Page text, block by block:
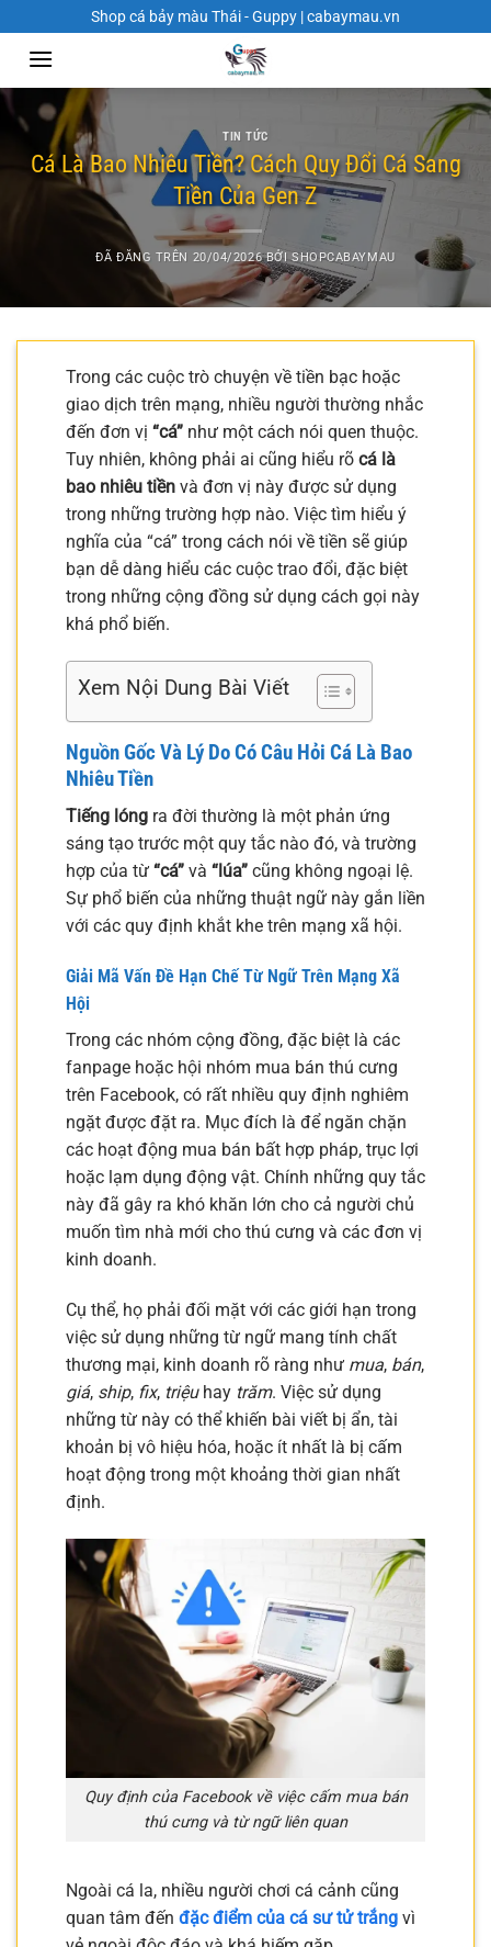
đến
dung
Shop cá bảy màu Thái - Guppy | cabaymau.vn
TIN TỨC
Cá Là Bao Nhiêu Tiền? Cách Quy Đổi Cá Sang
Tiền Của Gen Z
ĐÃ ĐĂNG TRÊN 20/04/2026 BỞISHOPCABAYMAU
Trong các cuộc trò chuyện về tiền bạc hoặc
giao dịch trên mạng, nhiều người thường nhắc
đến đơn vị “cá” như một cách nói quen thuộc.
Tuy nhiên, không phải ai cũng hiểu rõ cá là
bao nhiêu tiền và đơn vị này được sử dụng
trong những trường hợp nào. Việc tìm hiểu ý
nghĩa của “cá” trong cách nói về tiền sẽ giúp
bạn dễ dàng hiểu các cuộc trao đổi, đặc biệt
trong những cộng đồng sử dụng cách gọi này
khá phổ biến.
Xem Nội Dung Bài Viết
Nguồn Gốc Và Lý Do Có Câu Hỏi Cá Là Bao
Nhiêu Tiền
Tiếng lóng ra đời thường là một phản ứng
sáng tạo trước một quy tắc nào đó, và trường
hợp của từ “cá” và “lúa” cũng không ngoại lệ.
Sự phổ biến của những thuật ngữ này gắn liền
với các quy định khắt khe trên mạng xã hội.
Giải Mã Vấn Đề Hạn Chế Từ Ngữ Trên Mạng Xã
Hội
Trong các nhóm cộng đồng, đặc biệt là các
fanpage hoặc hội nhóm mua bán thú cưng
trên Facebook, có rất nhiều quy định nghiêm
ngặt được đặt ra. Mục đích là để ngăn chặn
các hoạt động mua bán bất hợp pháp, trục lợi
hoặc lạm dụng động vật. Chính những quy tắc
này đã gây ra khó khăn lớn cho cả người chủ
muốn tìm nhà mới cho thú cưng và các đơn vị
kinh doanh.
Cụ thể, họ phải đối mặt với các giới hạn trong
việc sử dụng những từ ngữ mang tính chất
thương mại, kinh doanh rõ ràng như mua, bán,
giá, ship, fix, triệuhay trăm. Việc sử dụng
những từ này có thể khiến bài viết bị ẩn, tài
khoản bị vô hiệu hóa, hoặc ít nhất là bị cấm
hoạt động trong một khoảng thời gian nhất
định.
Quy định của Facebook về việc cấm mua bán
thú cưng và từ ngữ liên quan
Ngoài cá la, nhiều người chơi cá cảnh cũng
quan tâm đến đặc điểm của cá sư tử trắng vì